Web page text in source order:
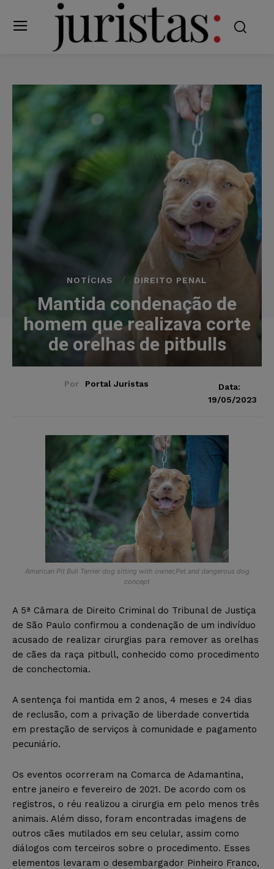
NOTÍCIAS DIREITO PENAL
Mantida condenação de
homem que realizava corte
de orelhas de pitbulls
Por Portal Juristas
Data:
19/05/2023
American Pit Bull Terrier dog sitting with owner,Pet and dangerous dog
concept
A 5ª Câmara de Direito Criminal do Tribunal de Justiça
de São Paulo confirmou a condenação de um indivíduo
acusado de realizar cirurgias para remover as orelhas
de cães da raça pitbull, conhecido como procedimento
de conchectomia.
A sentença foi mantida em 2 anos, 4 meses e 24 dias
de reclusão, com a privação de liberdade convertida
em prestação de serviços à comunidade e pagamento
pecuniário.
Os eventos ocorreram na Comarca de Adamantina,
entre janeiro e fevereiro de 2021. De acordo com os
registros, o réu realizou a cirurgia em pelo menos três
animais. Além disso, foram encontradas imagens de
outros cães mutilados em seu celular, assim como
diálogos com terceiros sobre o procedimento. Esses
elementos levaram o desembargador Pinheiro Franco,